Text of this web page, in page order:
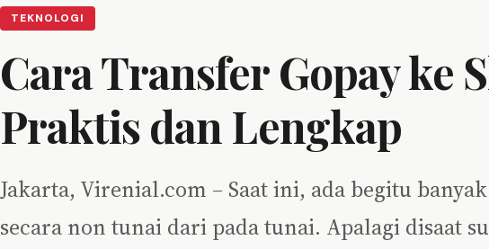
TEKNOLOGI
Cara Transfer Gopay ke
Praktis dan Lengkap
Jakarta, Virenial.com – Saat ini, ada begitu
secara non tunai dari pada tunai. Apalagi disaat